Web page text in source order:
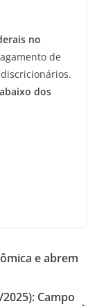
no
de
dos
e abrem
Campo